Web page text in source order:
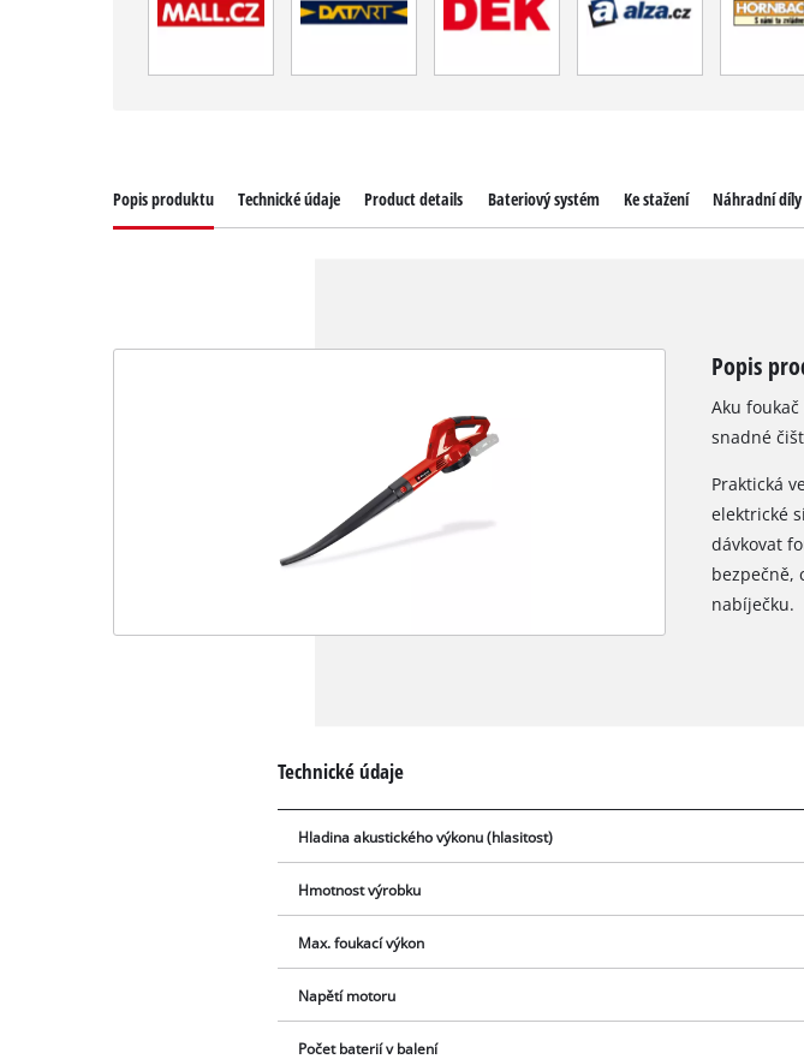
Popis produktu Technické údaje Product details Bateriový systém Ke stažení Náhradní díly
Popis
Aku
snadné
Praktická
elektrické
dávkovat
bezpečně,
nabíječku.
Technické údaje
Hladina akustického výkonu (hlasitost)
Hmotnost výrobku
Max. foukací výkon
Napětí motoru
Počet baterií v balení